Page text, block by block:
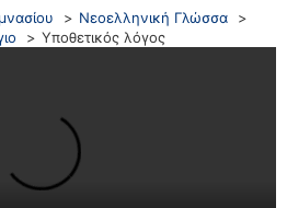
Νεοελληνική Γλώσσα
Υποθετικός λόγος